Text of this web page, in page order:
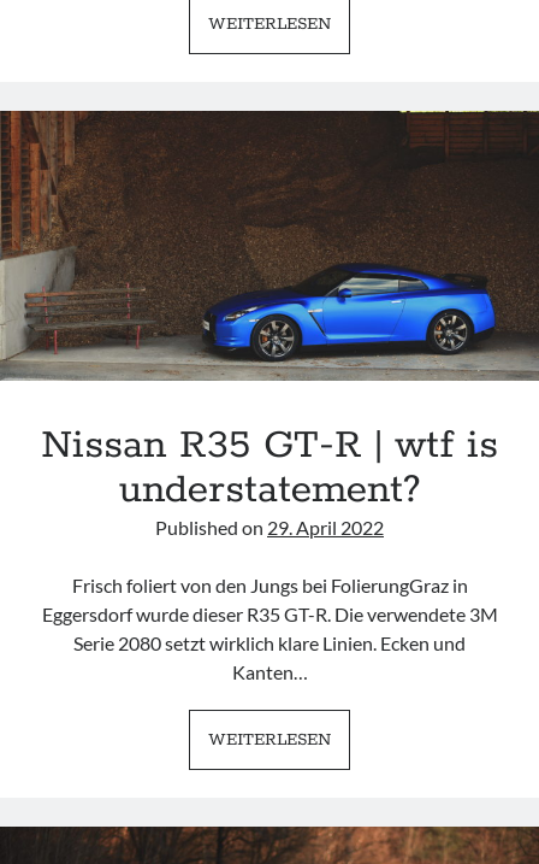
WEITERLESENNISSAN
SKYLINE
GTT
<3
GRETA
Nissan R35 GT-R | wtf is
understatement?
Published on 29. April 2022
Frisch foliert von den Jungs bei FolierungGraz in
Eggersdorf wurde dieser R35 GT-R. Die verwendete 3M
Serie 2080 setzt wirklich klare Linien. Ecken und
Kanten…
WEITERLESENNISSAN
R35
R
|